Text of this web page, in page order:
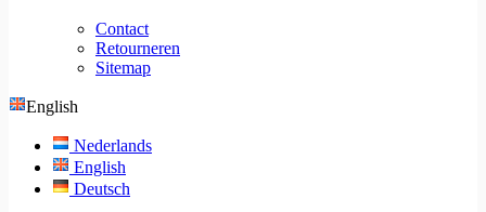
Contact
Retourneren
Sitemap
English
Nederlands
English
Deutsch